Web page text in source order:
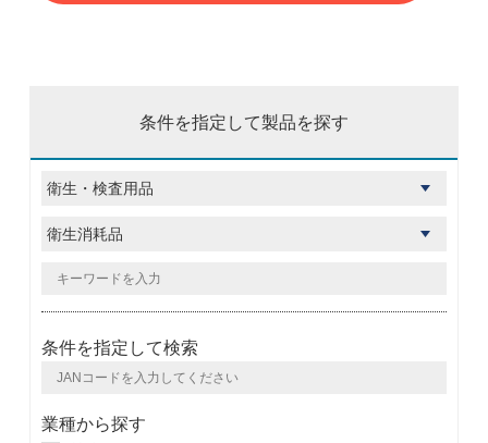
条件を指定して製品を探す
条件を指定して検索
業種から探す